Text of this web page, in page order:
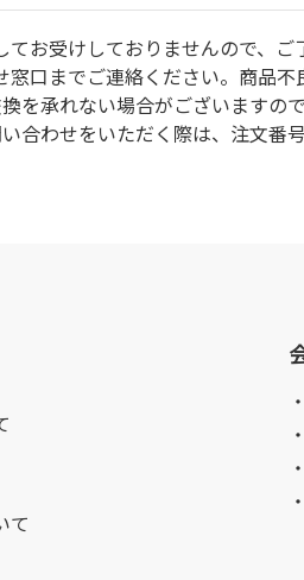
てお受けしておりませんので、
窓⼝までご連絡ください。商品
を承れない場合がございますの
合わせをいただく際は、注文番
て